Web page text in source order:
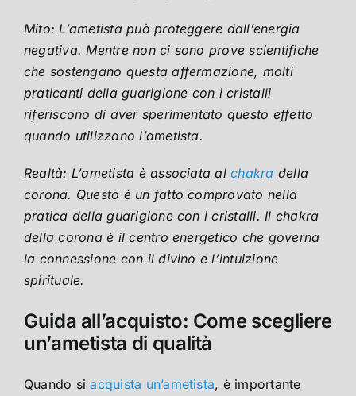
Mito: L’ametista può proteggere dall’energia
negativa. Mentre non ci sono prove scientifiche
che sostengano questa affermazione, molti
praticanti della guarigione con i cristalli
riferiscono di aver sperimentato questo effetto
quando utilizzano l’ametista.
Realtà: L’ametista è associata alchakra della
corona. Questo è un fatto comprovato nella
pratica della guarigione con i cristalli. Il chakra
della corona è il centro energetico che governa
la connessione con il divino e l’intuizione
spirituale.
Guida all’acquisto: Come scegliere
un’ametista di qualità
Quando siacquista un’ametista, è importante